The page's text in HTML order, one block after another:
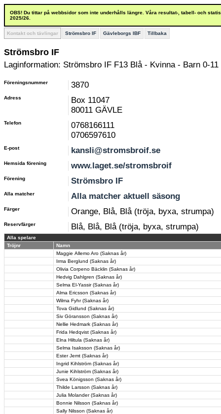
OBS! Du tittar på webbsidor som inte underhålls längre. Våra resultat-, tabell- och
2025/26.
Kontakt och tävlingar Strömsbro IF Gävleborgs IBF Tillbaka
Strömsbro IF
Laginformation: Strömsbro IF F13 Blå - Kvinna - Barn 0-11
Föreningsnummer 3870
Adress
Box 11047
80011 GÄVLE
Telefon
0768166111
0706597610
E-post kansli@stromsbroif.se
Hemsida förening www.laget.se/stromsbroif
Förening Strömsbro IF
Alla matcher Alla matcher aktuell säsong
Färger Orange, Blå, Blå (tröja, byxa, strumpa)
Reservfärger Blå, Blå, Blå (tröja, byxa, strumpa)
Alla spelare
Tröjnr
Namn
Maggie Allemo Aro (Saknas år)
Irma Berglund (Saknas år)
Olivia Corpeno Bäcklin (Saknas år)
Hedvig Dahlgren (Saknas år)
Selma El-Yassir (Saknas år)
Alma Ericsson (Saknas år)
Wilma Fyhr (Saknas år)
Tova Gidlund (Saknas år)
Siv Göransson (Saknas år)
Nellie Hedmark (Saknas år)
Frida Hedqvist (Saknas år)
Elna Hiltula (Saknas år)
Selma Isaksson (Saknas år)
Ester Jemt (Saknas år)
Ingrid Kihlström (Saknas år)
Junie Kihlström (Saknas år)
Svea Königsson (Saknas år)
Thilde Larsson (Saknas år)
Julia Molander (Saknas år)
Bonnie Nilsson (Saknas år)
Sally Nilsson (Saknas år)